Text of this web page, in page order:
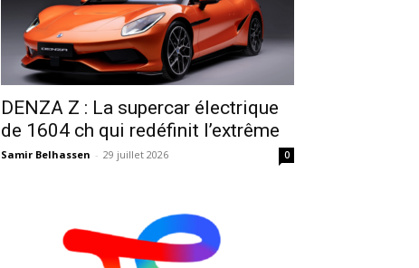
DENZA Z : La supercar électrique
de 1604 ch qui redéfinit l’extrême
Samir Belhassen - 29 juillet 2026 0